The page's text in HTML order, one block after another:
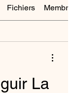
Fichiers Membres
La